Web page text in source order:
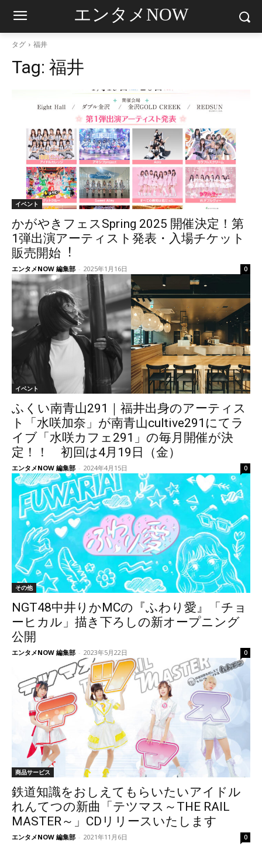
エンタメNOW
タグ 福井
Tag: 福井
イベント
かがやきフェスSpring 2025 開催決定！第
1弾出演アーティスト発表・入場チケット
販売開始︕
エンタメNOW 編集部 - 2025年1月16日 0
イベント
ふくい南青山291｜福井出身のアーティス
ト「水咲加奈」が南青山cultive291にてラ
イブ「水咲カフェ291」の毎月開催が決
定！！ 初回は4月19日（金）
エンタメNOW 編集部 - 2024年4月15日 0
その他
NGT48中井りかMCの『ふわり愛』「チョ
ーヒカル」描き下ろしの新オープニング
公開
エンタメNOW 編集部 - 2023年5月22日 0
商品サービス
鉄道知識をおしえてもらいたいアイドル
れんてつの新曲「テツマス～THE RAIL
MASTER～」CDリリースいたします
エンタメNOW 編集部 - 2021年11月6日 0